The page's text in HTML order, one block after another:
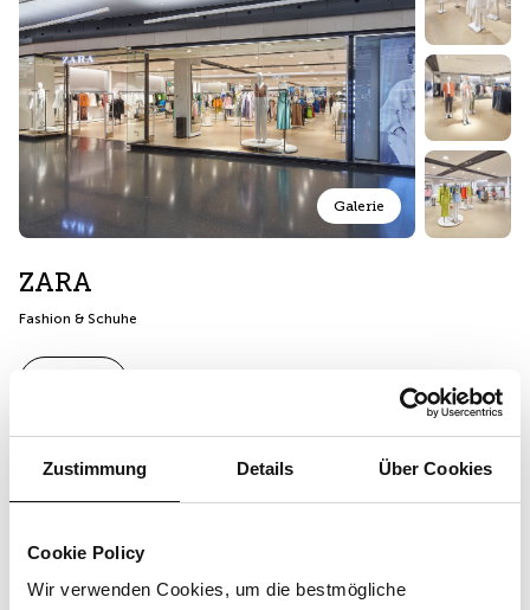
Zustimmung Details Über Cookies
Cookie Policy
Wir verwenden Cookies, um die bestmögliche
Galerie
ZARA
Fashion & Schuhe
Öffnungszeiten
Heute von 09:00 bis 20:00 geöffnet.